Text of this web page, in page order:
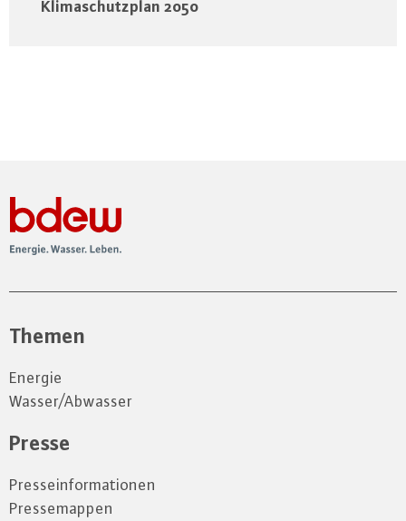
Klimaschutzplan 2050
Themen
Energie
Wasser/Abwasser
Presse
Presseinformationen
Pressemappen